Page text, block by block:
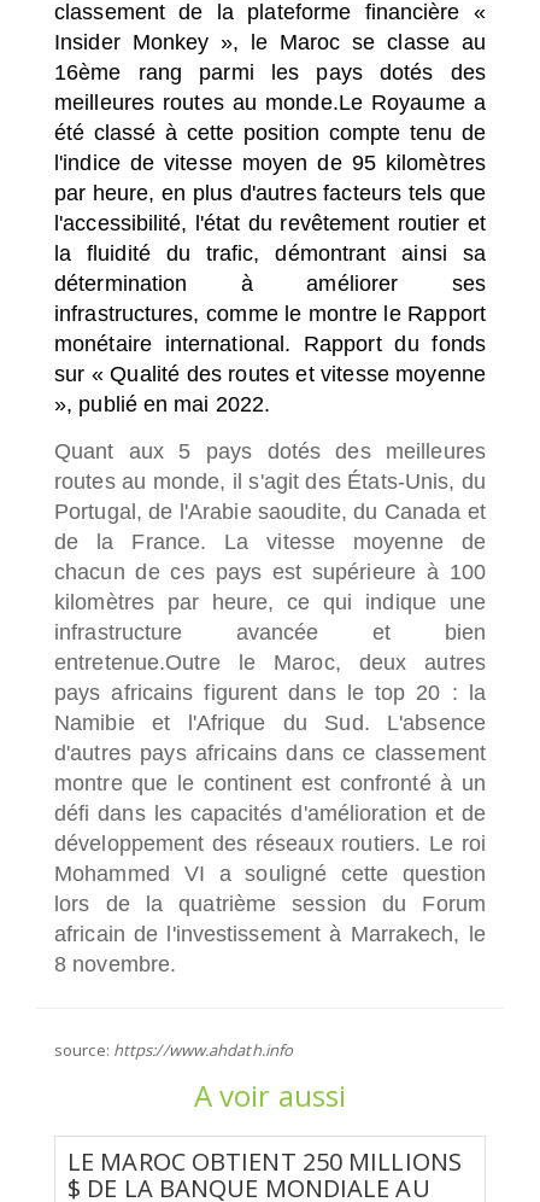
classement de la plateforme financière «
Insider Monkey », le Maroc se classe au
16ème rang parmi les pays dotés des
meilleures routes au monde.Le Royaume a
été classé à cette position compte tenu de
l'indice de vitesse moyen de 95 kilomètres
par heure, en plus d'autres facteurs tels que
l'accessibilité, l'état du revêtement routier et
la fluidité du trafic, démontrant ainsi sa
détermination àaméliorer ses
infrastructures, comme le montre le Rapport
monétaire international. Rapport du fonds
sur « Qualité des routes et vitesse moyenne
», publié en mai 2022.
Quant aux 5 pays dotés des meilleures
routes au monde, il s'agit des États-Unis, du
Portugal, de l'Arabie saoudite, du Canada et
de la France. La vitesse moyenne de
chacun de ces pays est supérieure à 100
kilomètres par heure, ce qui indique une
infrastructure avancée et bien
entretenue.Outre le Maroc, deux autres
pays africains figurent dans le top 20 : la
Namibie et l'Afrique du Sud.
L'absence
d'autres pays africains dans ce classement
montre que le continent est confronté à un
défi dans les capacités d'amélioration et de
développement des réseaux routiers. Le roi
Mohammed VI a souligné cette question
lors de la quatrième session du Forum
africain de l'investissement à Marrakech, le
8 novembre.
source: https://www.ahdath.info
A voir aussi
LE MAROC OBTIENT 250 MILLIONS
$ DE LA BANQUE MONDIALE AU